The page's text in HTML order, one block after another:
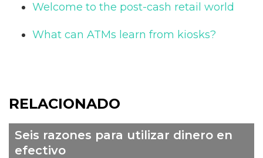
Welcome to the post-cash retail world
What can ATMs learn from kiosks?
RELACIONADO
Seis razones para utilizar dinero en
efectivo